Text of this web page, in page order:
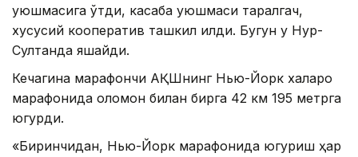
уюшмасига ўтди, касаба уюшмаси тарқалгач,
хусусий кооператив ташкил қилди. Бугун у Нур-
Султанда яшайди.
Кечагина марафончи АҚШнинг Нью-Йорк халқаро
марафонида оломон билан бирга 42 км 195 метрга
югурди.
«Биринчидан, Нью-Йорк марафонида югуриш ҳар